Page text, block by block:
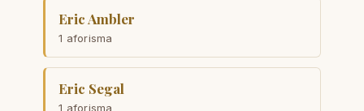
Eric Ambler
1 aforisma
Eric Segal
1 aforisma